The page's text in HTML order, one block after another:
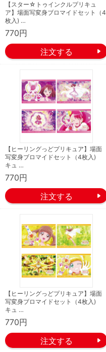
【スター☆トゥインクルプリキュ
ア】場面写変身ブロマイドセット（4
枚入) …
770円
【ヒーリングっどプリキュア】場面
写変身ブロマイドセット（4枚入)
キュ …
770円
【ヒーリングっどプリキュア】場面
写変身ブロマイドセット（4枚入)
キュ …
770円